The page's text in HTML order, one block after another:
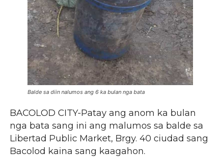
Balde sa diin nalumos ang 6 ka bulan nga bata
BACOLOD CITY-Patay ang anom ka bulan
nga bata sang ini ang malumos sa balde sa
Libertad Public Market, Brgy. 40 ciudad sang
Bacolod kaina sang kaagahon.